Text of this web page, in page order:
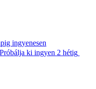
ingyenesen
Próbálja ki ingyen 2 hétig